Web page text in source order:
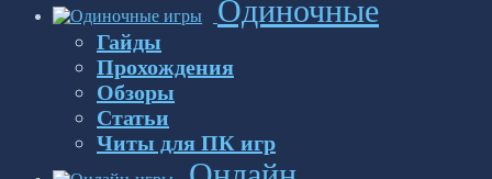
Одиночные
Гайды
Прохождения
Обзоры
Статьи
Читы для ПК игр